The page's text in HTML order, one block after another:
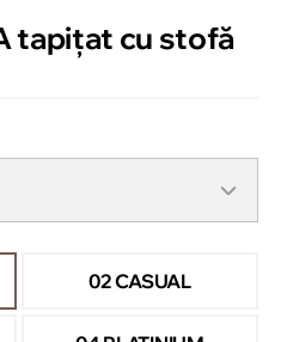
tapițat cu stofă
02 CASUAL